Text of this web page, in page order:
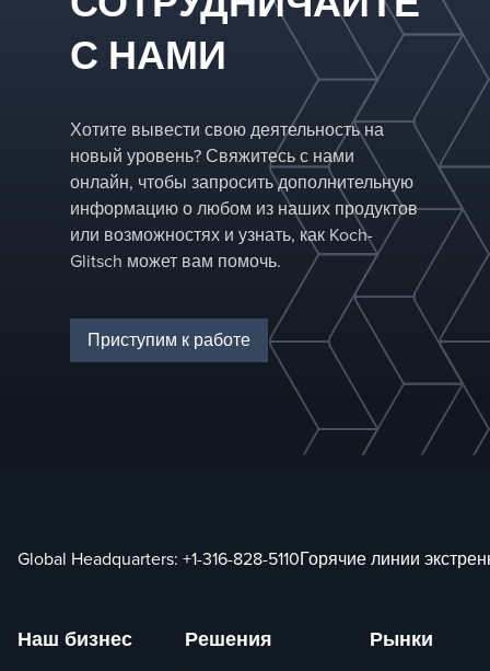
применения и
адаптируем
конфигурации для
оптимизации
производительности
в вашей конкретной
сепарационной
колонне.
С НАМИ
Хотите вывести свою деятельность на
новый уровень? Свяжитесь с нами
онлайн, чтобы запросить дополнительную
информацию о любом из наших продуктов
или возможностях и узнать, как Koch-
Glitsch может вам помочь.
Приступим к работе
Global Headquarters: +1-316-828-5110Горячие линии
Наш бизнес Решения Рынки